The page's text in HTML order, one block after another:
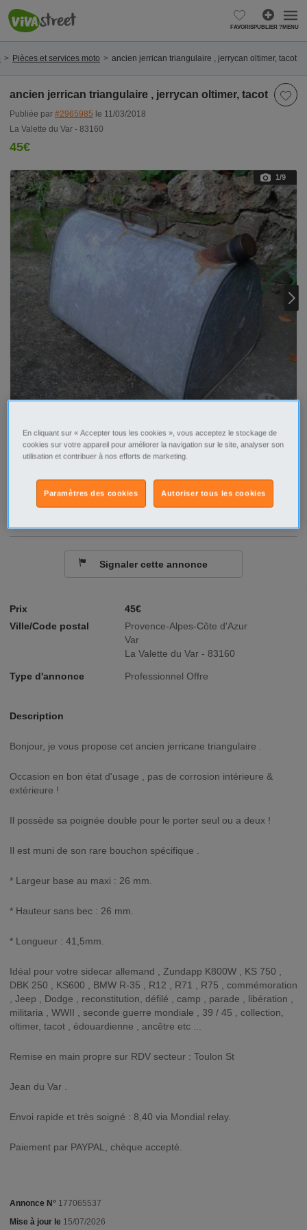
FAVORISPUBLIER ?MENU
Pièces et services moto ancien jerrican triangulaire , jerrycan oltimer, tacot
ancien jerrican triangulaire , jerrycan oltimer, tacot
Publiée par #2965985 le 11/03/2018
La Valette du Var - 83160
45€
1/9
Prix
45€
Ville/Code postal
Provence-Alpes-Côte d'Azur
Var
La Valette du Var - 83160
Type d'annonce Professionnel Offre
Description
Bonjour, je vous propose cet ancien jerricane triangulaire .
Occasion en bon état d'usage , pas de corrosion intérieure &
extérieure !
Il possède sa poignée double pour le porter seul ou a deux !
Il est muni de son rare bouchon spécifique .
* Largeur base au maxi : 26 mm.
* Hauteur sans bec : 26 mm.
* Longueur : 41,5mm.
Idéal pour votre sidecar allemand , Zundapp K800W , KS 750 ,
DBK 250 , KS600 , BMW R-35 , R12 , R71 , R75 , commémoration
, Jeep , Dodge , reconstitution, défilé , camp , parade , libération ,
militaria , WWII , seconde guerre mondiale , 39 / 45 , collection,
oltimer, tacot , édouardienne , ancêtre etc ...
Remise en main propre sur RDV secteur : Toulon St
Jean du Var .
Envoi rapide et très soigné : 8,40 via Mondial relay.
Paiement par PAYPAL, chèque accepté.
Annonce N° 177065537
Mise à jour le 15/07/2026
Contacter par email
Signaler cette annonce
En cliquant sur « Accepter tous les cookies », vous acceptez le stockage de
cookies sur votre appareil pour améliorer la navigation sur le site, analyser son
utilisation et contribuer à nos efforts de marketing.
Autoriser tous les cookies
Paramètres des cookies